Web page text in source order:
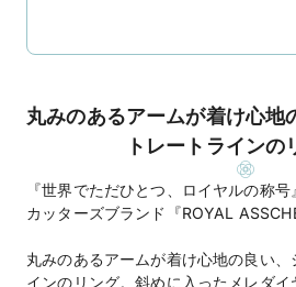
丸みのあるアームが着け心地
トレートラインの
『世界でただひとつ、ロイヤルの称
カッターズブランド『ROYAL
丸みのあるアームが着け心地の良い
インのリング。斜めに入ったメレダイ